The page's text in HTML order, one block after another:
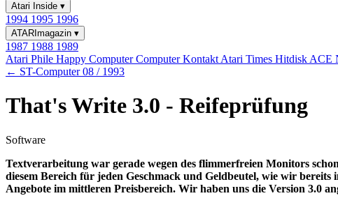
Atari Inside ▾
1994 1995 1996
ATARImagazin ▾
1987 1988 1989
Atari Phile Happy ComputerComputer Kontakt Atari Times Hitdisk ACE
← ST-Computer 08 / 1993
That's Write 3.0 - Reifeprüfung
Software
Textverarbeitung war gerade wegen des flimmerfreien Monitors
diesem Bereich für jeden Geschmack und Geldbeutel, wie wir
Angebote im mittleren Preisbereich. Wir haben uns die Version 3.0